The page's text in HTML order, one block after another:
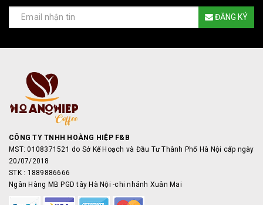
ĐĂNG KÝ
CÔNG TY TNHH HOÀNG HIỆP F&B
MST: 0108371521 do Sở Kế Hoạch và Đầu Tư Thành Phố Hà Nội cấp ngày
20/07/2018
STK : 1889886666
Ngân Hàng MB PGD tây Hà Nội -chi nhánh Xuân Mai